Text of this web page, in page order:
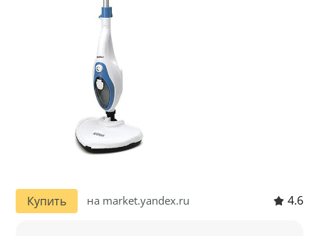
Купить на market.yandex.ru 4.6